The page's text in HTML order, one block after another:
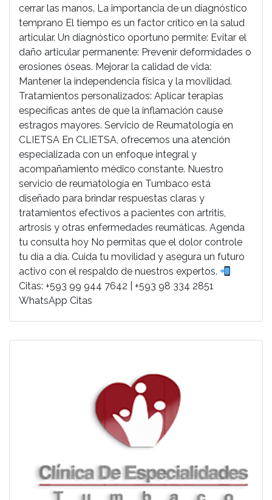
cerrar las manos. La importancia de un diagnóstico
temprano El tiempo es un factor crítico en la salud
articular. Un diagnóstico oportuno permite: Evitar el
daño articular permanente: Prevenir deformidades o
erosiones óseas. Mejorar la calidad de vida:
Mantener la independencia física y la movilidad.
Tratamientos personalizados: Aplicar terapias
específicas antes de que la inflamación cause
estragos mayores. Servicio de Reumatología en
CLIETSA En CLIETSA, ofrecemos una atención
especializada con un enfoque integral y
acompañamiento médico constante. Nuestro
servicio de reumatología en Tumbaco está
diseñado para brindar respuestas claras y
tratamientos efectivos a pacientes con artritis,
artrosis y otras enfermedades reumáticas. Agenda
tu consulta hoy No permitas que el dolor controle
tu día a día. Cuida tu movilidad y asegura un futuro
activo con el respaldo de nuestros expertos.
Citas: +593 99 944 7642 | +593 98 334 2851
WhatsApp Citas